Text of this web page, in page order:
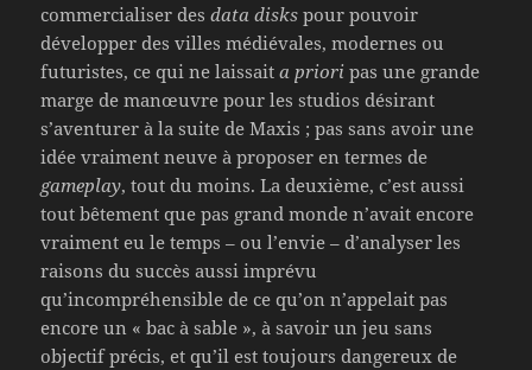
commercialiser desdata disks pour pouvoir
développer des villes médiévales, modernes ou
futuristes, ce qui ne laissaita priori pas une grande
marge de manœuvre pour les studios désirant
s’aventurer à la suite de Maxis ; pas sans avoir une
idée vraiment neuve à proposer en termes de
gameplay, tout du moins. La deuxième, c’est aussi
tout bêtement que pas grand monde n’avait encore
vraiment eu le temps – ou l’envie – d’analyser les
raisons du succès aussi imprévu
qu’incompréhensible de ce qu’on n’appelait pas
encore un « bac à sable », à savoir un jeu sans
objectif précis, et qu’il est toujours dangereux de